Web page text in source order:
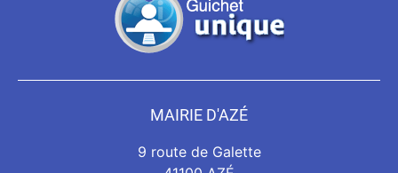
MAIRIE D'AZÉ
9 route de Galette